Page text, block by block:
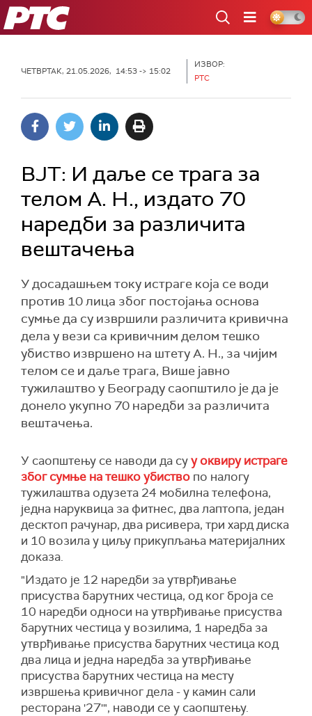
РТС
ЧЕТВРТАК, 21.05.2026, 14:53 -> 15:02
ИЗВОР:
РТС
ВЈТ: И даље се трага за
телом А. Н., издато 70
наредби за различита
вештачења
У досадашњем току истраге која се води
против 10 лица због постојања основа
сумње да су извршили различита кривична
дела у вези са кривичним делом тешко
убиство извршено на штету А. Н., за чијим
телом се и даље трага, Више јавно
тужилаштво у Београду саопштило је да је
донело укупно 70 наредби за различита
вештачења.
У саопштењу се наводи да суу оквиру истраге
због сумње на тешко убиство по налогу
тужилаштва одузета 24 мобилна телефона,
једна наруквица за фитнес, два лаптопа, један
десктоп рачунар, два рисивера, три хард диска
и 10 возила у циљу прикупљања материјалних
доказа.
"Издато је 12 наредби за утврђивање
присуства барутних честица, од ког броја се
10 наредби односи на утврђивање присуства
барутних честица у возилима, 1 наредба за
утврђивање присуства барутних честица код
два лица и једна наредба за утврђивање
присуства барутних честица на месту
извршења кривичног дела - у камин сали
ресторана '27'", наводи се у саопштењу.